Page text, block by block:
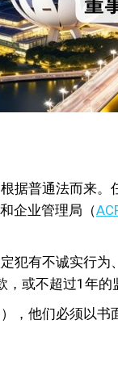
据普通法而来。
企业管理局（
犯有不诚实行为
或不超过1年的
，他们必须以书